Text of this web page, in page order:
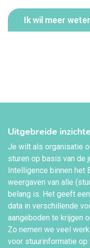
Ik wil meer
Uitgebreide
Je wilt als organisatie
sturen op basis van de
Intelligence binnen het
weergaven van alle
belang is. Het geeft
data in verschillende
aangeboden te krijgen
Zo nemen we veel
voor stuurinformatie